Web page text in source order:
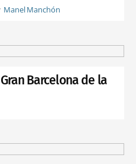
Manel Manchón
Barcelona de la